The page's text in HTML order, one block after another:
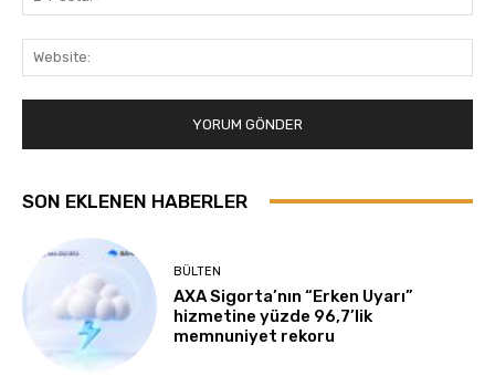
SON EKLENEN HABERLER
BÜLTEN
AXA Sigorta’nın “Erken Uyarı”
hizmetine yüzde 96,7’lik
memnuniyet rekoru